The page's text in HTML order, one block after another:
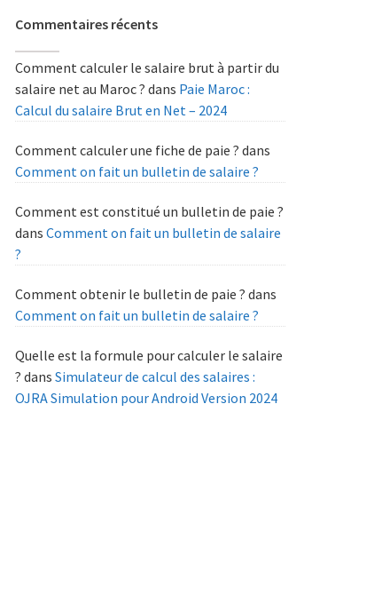
Commentaires récents
Comment calculer le salaire brut à partir du
salaire net au Maroc ? dans Paie Maroc :
Calcul du salaire Brut en Net – 2024
Comment calculer une fiche de paie ? dans
Comment on fait un bulletin de salaire ?
Comment est constitué un bulletin de paie ?
dansComment on fait un bulletin de salaire
?
Comment obtenir le bulletin de paie ? dans
Comment on fait un bulletin de salaire ?
Quelle est la formule pour calculer le salaire
? dansSimulateur de calcul des salaires :
OJRA Simulation pour Android Version 2024